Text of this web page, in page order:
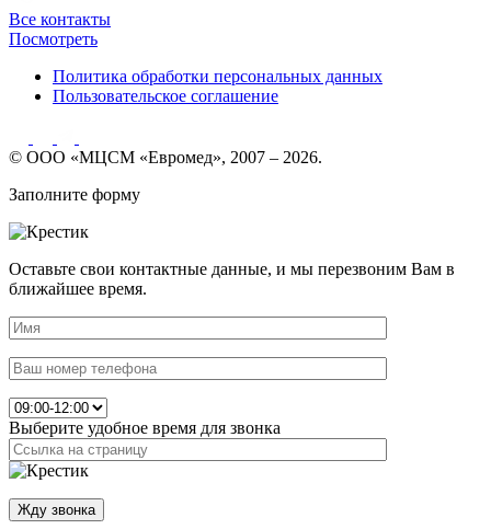
Все контакты
Посмотреть
Политика обработки персональных данных
Пользовательское соглашение
© ООО «МЦСМ «Евромед», 2007 – 2026.
Заполните форму
Оставьте свои контактные данные, и мы перезвоним Вам в
ближайшее время.
Выберите удобное время для звонка